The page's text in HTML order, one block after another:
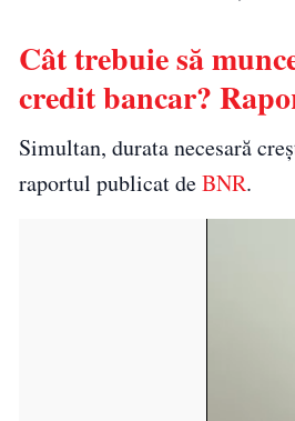
Cât trebuie să
credit bancar?
Simultan, durata necesară
raportul publicat deBNR.